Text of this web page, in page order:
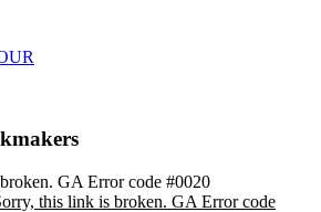
GA Error code #0020
this link is broken. GA Error code